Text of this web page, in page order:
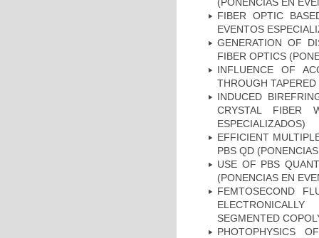
FIBER OPTIC
EVENTOS
GENERATION OF
FIBER OPTICS
INFLUENCE OF
THROUGH
INDUCED
CRYSTAL FIBER
ESPECIALIZADOS)
EFFICIENT
PBS QD
USE OF PBS
(PONENCIAS EN
FEMTOSECOND
SEGMENTED
PHOTOPHYSICS